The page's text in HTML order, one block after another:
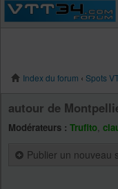
Index du forum ‹ Spots
autour de
Modérateurs : Trufito,
Publier un nouveau